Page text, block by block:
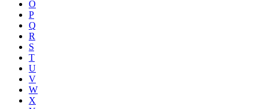
O
P
Q
R
S
T
U
V
W
X